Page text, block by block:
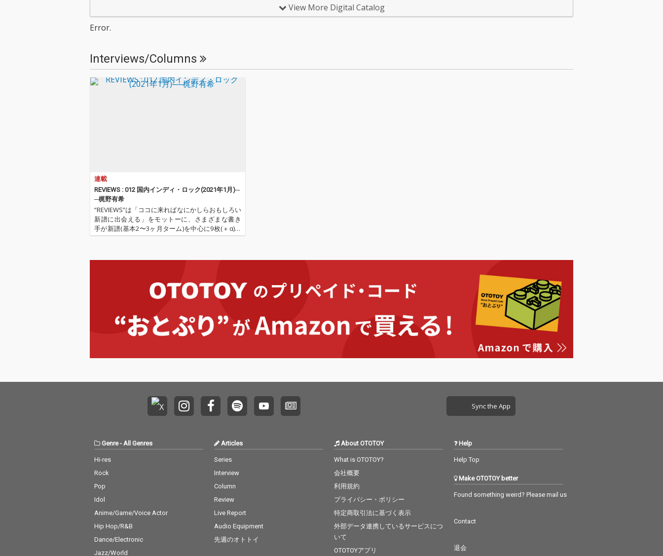
y Dream Goes ON〜鳴
して書き下ろされた。
して書き下ろされた。
View More Digital Catalog
Error.
Interviews/Columns
連載
REVIEWS : 012 国内インディ・ロック(2021年1月)─
─梶野有希
“REVIEWS”は「ココに来ればなにかしらおもしろい
新譜に出会える」をモットーに、さまざまな書き
手が新譜(基本2〜3ヶ月ターム)を中心に9枚(＋α)の
作品を厳選し、紹介してもらうコーナーです(時に
Sync the App
Genre- All Genres
Hi-res
Rock
Pop
Idol
Anime/Game/Voice Actor
Hip Hop/R&B
Dance/Electronic
Jazz/World
Articles
Series
Interview
Column
Review
Live Report
Audio Equipment
先週のオトトイ
About OTOTOY
What is OTOTOY?
会社概要
利用規約
プライバシー・ポリシー
特定商取引法に基づく表示
外部データ連携しているサービスにつ
いて
OTOTOYアプリ
Help
Help Top
Make OTOTOY better
Found something weird? Please mail us
Contact
退会